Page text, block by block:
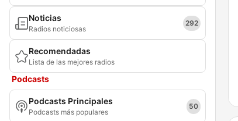
Noticias
Radios noticiosas
292
Recomendadas
Lista de las mejores radios
Podcasts
Podcasts Principales
Podcasts más populares
50